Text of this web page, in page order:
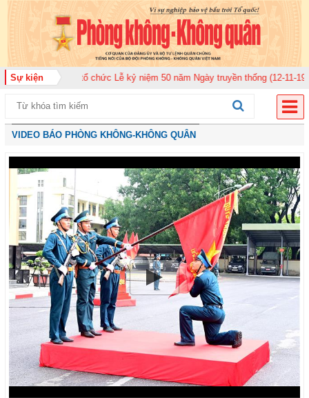
Sự kiện
920 tổ chức Lễ kỷ niệm 50 năm Ngày truyền thống (12-11-1975/12-11-2025)
VIDEO BÁO PHÒNG KHÔNG-KHÔNG QUÂN